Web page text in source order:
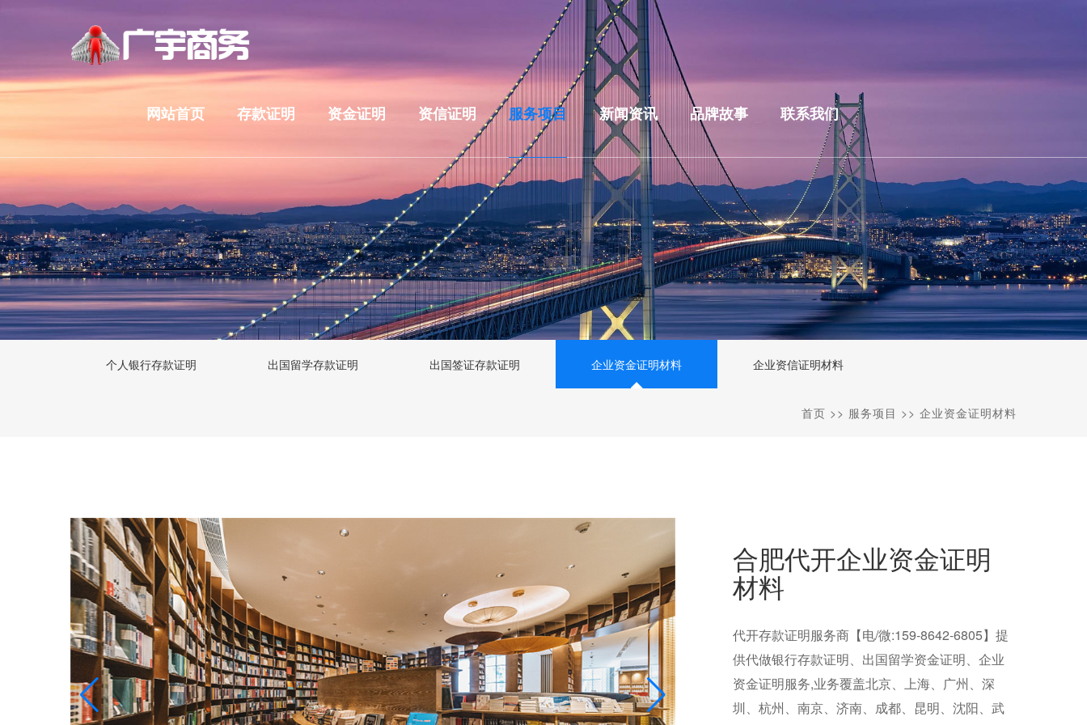
网站首页 存款证明 资金证明 资信证明 服务项目 新闻资讯 品牌故事 联系我们
个人银行存款证明 出国留学存款证明 出国签证存款证明 企业资金证明材料 企业资信证明材料
首页 >> 服务项目 >> 企业资金证明材料
合肥代开企业资金证明
材料
代开存款证明服务商【电/微:159-8642-6805】提
供代做银行存款证明、出国留学资金证明、企业
资金证明服务,业务覆盖北京、上海、广州、深
圳、杭州、南京、济南、成都、昆明、沈阳、武